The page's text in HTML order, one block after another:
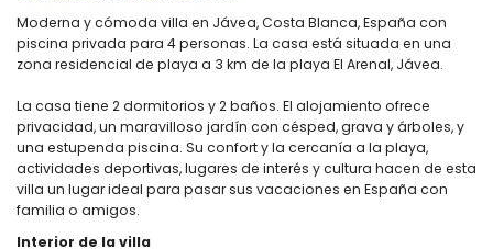
Moderna y cómoda villa en Jávea, Costa Blanca, España con
piscina privada para 4 personas. La casa está situada en una
zona residencial de playa a 3 km de la playa El Arenal, Jávea.
La casa tiene 2 dormitorios y 2 baños. El alojamiento ofrece
privacidad, un maravilloso jardín con césped, grava y árboles, y
una estupenda piscina. Su confort y la cercanía a la playa,
actividades deportivas, lugares de interés y cultura hacen de esta
villa un lugar ideal para pasar sus vacaciones en España con
familia o amigos.
Interior de la villa